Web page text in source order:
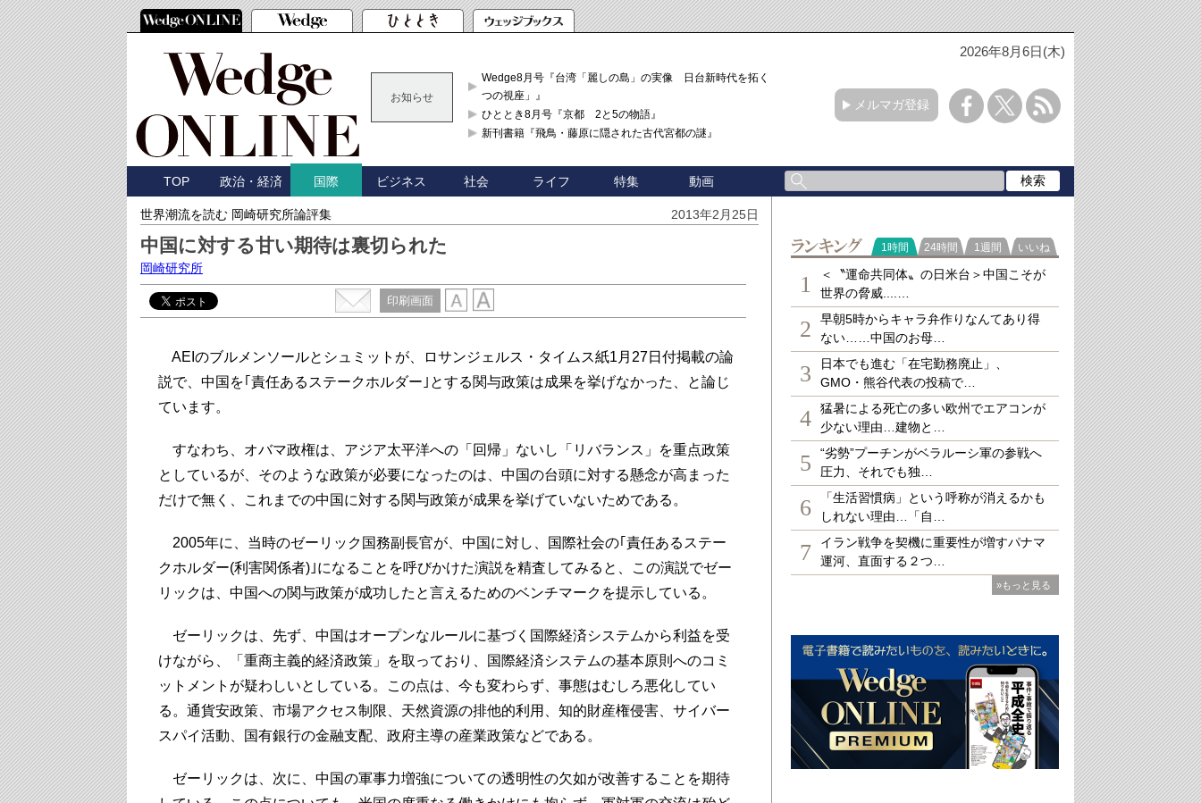
2026年8月6日(木)
お知らせ
Wedge8月号『台湾「麗しの島」の実像 日台新時代を拓く「3
つの視座」』
ひととき8月号『京都 2と5の物語』
新刊書籍『飛鳥・藤原に隠された古代宮都の謎』
メルマガ登録
TOP 政治・経済 国際 ビジネス 社会 ライフ 特集 動画
世界潮流を読む 岡崎研究所論評集 2013年2月25日
中国に対する甘い期待は裏切られた
岡崎研究所
印刷画面
AEIのブルメンソールとシュミットが、ロサンジェルス・タイムス紙1月27日付掲載の論
説で、中国を｢責任あるステークホルダー｣とする関与政策は成果を挙げなかった、と論じ
ています。
すなわち、オバマ政権は、アジア太平洋への「回帰」ないし「リバランス」を重点政策
としているが、そのような政策が必要になったのは、中国の台頭に対する懸念が高まった
だけで無く、これまでの中国に対する関与政策が成果を挙げていないためである。
2005年に、当時のゼーリック国務副長官が、中国に対し、国際社会の｢責任あるステー
クホルダー(利害関係者)｣になることを呼びかけた演説を精査してみると、この演説でゼー
リックは、中国への関与政策が成功したと言えるためのベンチマークを提示している。
ゼーリックは、先ず、中国はオープンなルールに基づく国際経済システムから利益を受
けながら、「重商主義的経済政策」を取っており、国際経済システムの基本原則へのコミ
ットメントが疑わしいとしている。この点は、今も変わらず、事態はむしろ悪化してい
る。通貨安政策、市場アクセス制限、天然資源の排他的利用、知的財産権侵害、サイバー
スパイ活動、国有銀行の金融支配、政府主導の産業政策などである。
ゼーリックは、次に、中国の軍事力増強についての透明性の欠如が改善することを期待
ランキング
1時間 24時間 1週間 いいね
1
＜〝運命共同体〟の日米台＞中国こそが
世界の脅威....…
2
早朝5時からキャラ弁作りなんてあり得
ない……中国のお母…
3
日本でも進む「在宅勤務廃止」、
GMO・熊谷代表の投稿で…
4
猛暑による死亡の多い欧州でエアコンが
少ない理由…建物と…
5
“劣勢”プーチンがベラルーシ軍の参戦へ
圧力、それでも独…
6
「生活習慣病」という呼称が消えるかも
しれない理由…「自…
7
イラン戦争を契機に重要性が増すパナマ
運河、直面する２つ…
»もっと見る